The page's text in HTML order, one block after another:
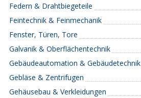
Federn & Drahtbiegeteile
Feintechnik & Feinmechanik
Fenster, Türen, Tore
Galvanik & Oberflächentechnik
Gebäudeautomation & Gebäudetechnik
Gebläse & Zentrifugen
Gehäusebau & Verkleidungen